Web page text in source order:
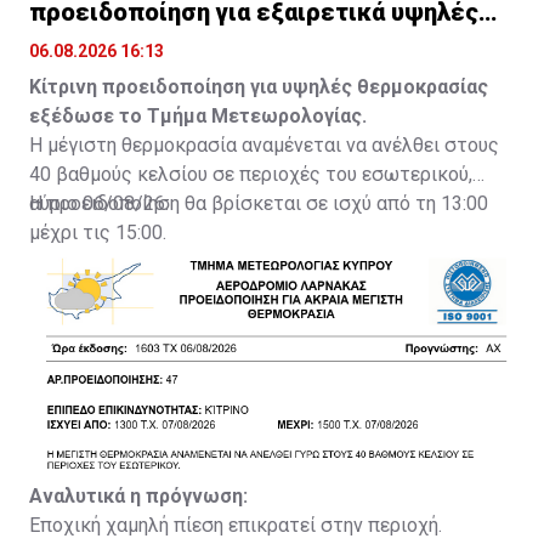
προειδοποίηση για εξαιρετικά υψηλές
θερμοκρασίες
06.08.2026 16:13
Κίτρινη προειδοποίηση για υψηλές θερμοκρασίας
εξέδωσε το Τμήμα Μετεωρολογίας.
Η μέγιστη θερμοκρασία αναμένεται να ανέλθει στους
40 βαθμούς κελσίου σε περιοχές του εσωτερικού,
αύριο 06/08/26.
Η προειδοποίηση θα βρίσκεται σε ισχύ από τη 13:00
μέχρι τις 15:00.
Αναλυτικά η πρόγνωση:
Εποχική χαμηλή πίεση επικρατεί στην περιοχή.